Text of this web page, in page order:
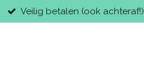
Veilig betalen (ook achteraf!)